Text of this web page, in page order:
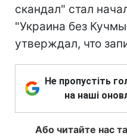
скандал" стал
"Украина без
утверждал, что
Не пропустіть
на наші
Або читайте нас